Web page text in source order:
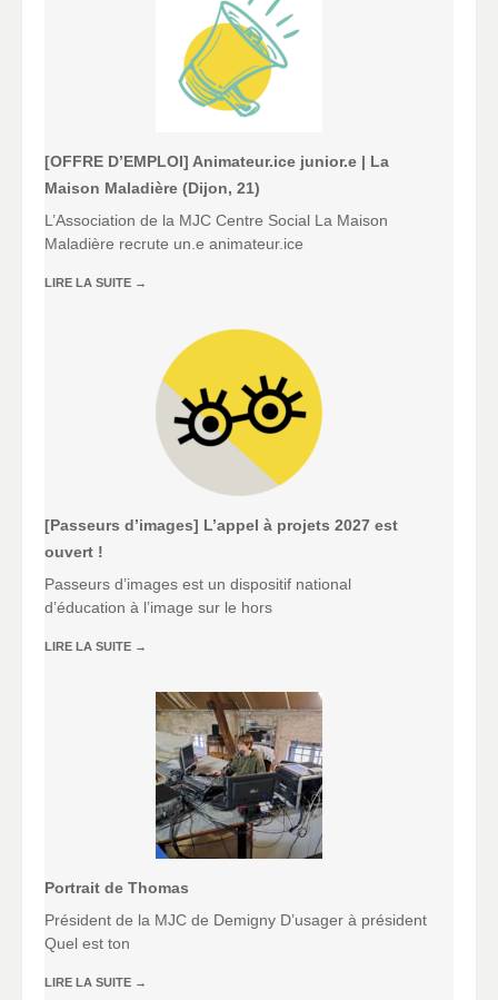
[OFFRE D’EMPLOI] Animateur.ice junior.e | La
Maison Maladière (Dijon, 21)
L’Association de la MJC Centre Social La Maison
Maladière recrute un.e animateur.ice
LIRE LA SUITE →
[Passeurs d’images] L’appel à projets 2027 est
ouvert !
Passeurs d’images est un dispositif national
d’éducation à l’image sur le hors
LIRE LA SUITE →
Portrait de Thomas
Président de la MJC de Demigny D’usager à président
Quel est ton
LIRE LA SUITE →